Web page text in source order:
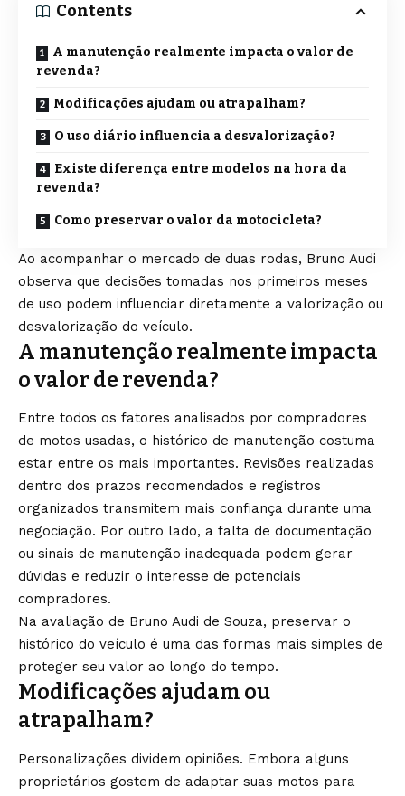
Contents
A manutenção realmente impacta o valor de
revenda?
Modificações ajudam ou atrapalham?
O uso diário influencia a desvalorização?
Existe diferença entre modelos na hora da
revenda?
Como preservar o valor da motocicleta?
Ao acompanhar o mercado de duas rodas, Bruno Audi
observa que decisões tomadas nos primeiros meses
de uso podem influenciar diretamente a valorização ou
desvalorização do veículo.
A manutenção realmente impacta
o valor de revenda?
Entre todos os fatores analisados por compradores
de motos usadas, o histórico de manutenção costuma
estar entre os mais importantes. Revisões realizadas
dentro dos prazos recomendados e registros
organizados transmitem mais confiança durante uma
negociação. Por outro lado, a falta de documentação
ou sinais de manutenção inadequada podem gerar
dúvidas e reduzir o interesse de potenciais
compradores.
Na avaliação de Bruno Audi de Souza, preservar o
histórico do veículo é uma das formas mais simples de
proteger seu valor ao longo do tempo.
Modificações ajudam ou
atrapalham?
Personalizações dividem opiniões. Embora alguns
proprietários gostem de adaptar suas motos para